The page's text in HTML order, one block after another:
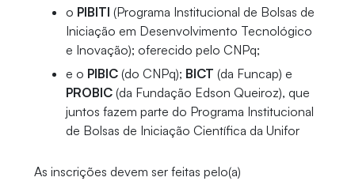
o PIBITI (Programa Institucional de Bolsas de
Iniciação em Desenvolvimento Tecnológico
e Inovação); oferecido pelo CNPq;
e o PIBIC (do CNPq); BICT (da Funcap) e
PROBIC (da Fundação Edson Queiroz), que
juntos fazem parte do Programa Institucional
de Bolsas de Iniciação Científica da Unifor
As inscrições devem ser feitas pelo(a)